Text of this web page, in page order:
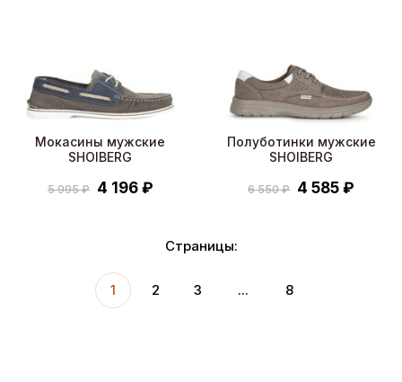
Мокасины мужские
SHOIBERG
5 995 ₽ 4 196 ₽
Полуботинки мужские
SHOIBERG
6 550 ₽ 4 585 ₽
Страницы:
1 2 3 ... 8